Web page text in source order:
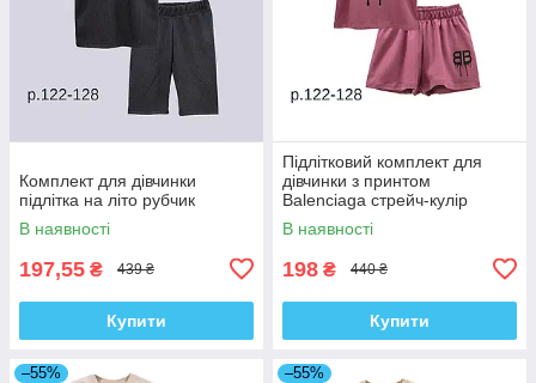
Комплект для дівчинки
підлітка на літо рубчик
В наявності
197,55 ₴ 439 ₴
Купити
Підлітковий комплект для
дівчинки з принтом
Balenciaga стрейч-кулір
В наявності
198 ₴ 440 ₴
Купити
–55% –55%